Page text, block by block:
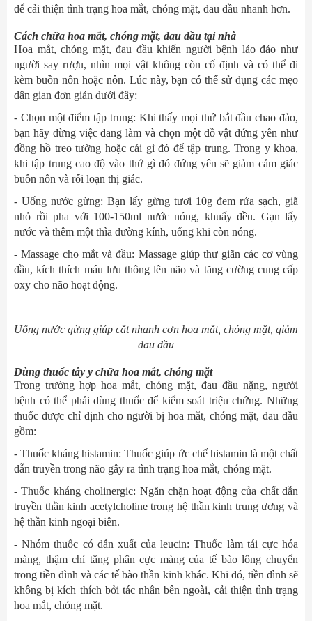
để cải thiện tình trạng hoa mắt, chóng mặt, đau đầu nhanh hơn.
Cách chữa hoa mắt, chóng mặt, đau đầu tại nhà
Hoa mắt, chóng mặt, đau đầu khiến người bệnh lảo đảo như
người say rượu, nhìn mọi vật không còn cố định và có thể đi
kèm buồn nôn hoặc nôn. Lúc này, bạn có thể sử dụng các mẹo
dân gian đơn giản dưới đây:
- Chọn một điểm tập trung: Khi thấy mọi thứ bắt đầu chao đảo,
bạn hãy dừng việc đang làm và chọn một đồ vật đứng yên như
đồng hồ treo tường hoặc cái gì đó để tập trung. Trong y khoa,
khi tập trung cao độ vào thứ gì đó đứng yên sẽ giảm cảm giác
buồn nôn và rối loạn thị giác.
- Uống nước gừng: Bạn lấy gừng tươi 10g đem rửa sạch, giã
nhỏ rồi pha với 100-150ml nước nóng, khuấy đều. Gạn lấy
nước và thêm một thìa đường kính, uống khi còn nóng.
- Massage cho mắt và đầu: Massage giúp thư giãn các cơ vùng
đầu, kích thích máu lưu thông lên não và tăng cường cung cấp
oxy cho não hoạt động.
Uống nước gừng giúp cắt nhanh cơn hoa mắt, chóng mặt, giảm
đau đầu
Dùng thuốc tây y chữa hoa mắt, chóng mặt
Trong trường hợp hoa mắt, chóng mặt, đau đầu nặng, người
bệnh có thể phải dùng thuốc để kiểm soát triệu chứng. Những
thuốc được chỉ định cho người bị hoa mắt, chóng mặt, đau đầu
gồm:
- Thuốc kháng histamin: Thuốc giúp ức chế histamin là một chất
dẫn truyền trong não gây ra tình trạng hoa mắt, chóng mặt.
- Thuốc kháng cholinergic: Ngăn chặn hoạt động của chất dẫn
truyền thần kinh acetylcholine trong hệ thần kinh trung ương và
hệ thần kinh ngoại biên.
- Nhóm thuốc có dẫn xuất của leucin: Thuốc làm tái cực hóa
màng, thậm chí tăng phân cực màng của tế bào lông chuyển
trong tiền đình và các tế bào thần kinh khác. Khi đó, tiền đình sẽ
không bị kích thích bởi tác nhân bên ngoài, cải thiện tình trạng
hoa mắt, chóng mặt.